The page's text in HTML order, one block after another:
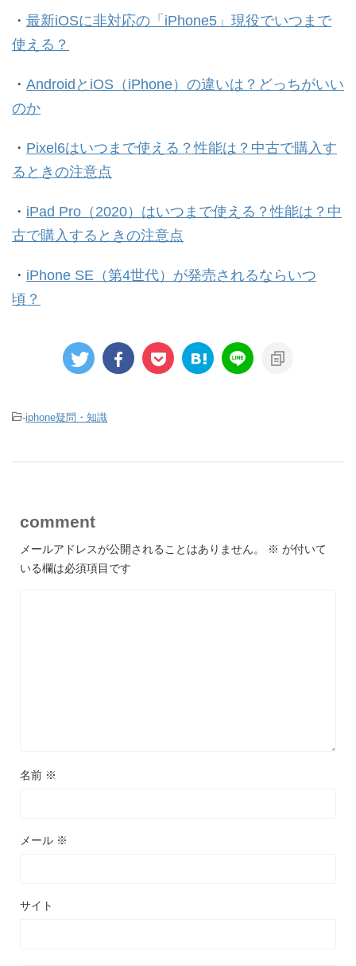
・ 最新iOSに非対応の「iPhone5」現役でいつまで
使える？
・ AndroidとiOS（iPhone）の違いは？どっちがいい
のか
・ Pixel6はいつまで使える？性能は？中古で購入す
るときの注意点
・ iPad Pro（2020）はいつまで使える？性能は？中
古で購入するときの注意点
・ iPhone SE（第4世代）が発売されるならいつ
頃？
-iphone疑問・知識
comment
メールアドレスが公開されることはありません。 ※ が付いて
いる欄は必須項目です
名前 ※
メール ※
サイト